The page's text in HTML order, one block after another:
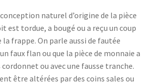
naturel d’origine de la pièce
est tordue, a bougé ou a reçu un coup
frappe. On parle aussi de fautée
faux flan ou que la pièce de monnaie a
ou avec une fausse tranche.
être altérées par des coins sales ou